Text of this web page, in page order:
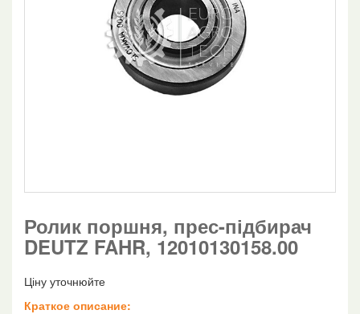
Ролик поршня, прес-підбирач
DEUTZ FAHR, 12010130158.00
Ціну уточнюйте
Краткое описание: